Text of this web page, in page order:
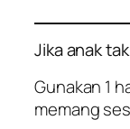
Jika anak
Gunakan 1
memang